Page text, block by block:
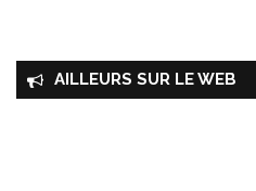
AILLEURS SUR LE WEB